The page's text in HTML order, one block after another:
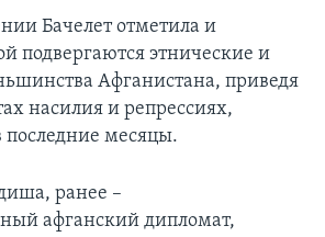
Бачелет отметила и
подвергаются этнические и
Афганистана, приведя
насилия и репрессиях,
месяцы.
ранее –
афганский дипломат,